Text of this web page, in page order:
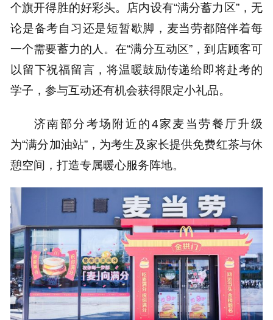
个旗开得胜的好彩头。店内设有“满分蓄力区”，无
论是备考自习还是短暂歇脚，麦当劳都陪伴着每
一个需要蓄力的人。在“满分互动区”，到店顾客可
以留下祝福留言，将温暖鼓励传递给即将赴考的
学子，参与互动还有机会获得限定小礼品。
济南部分考场附近的4家麦当劳餐厅升级
为“满分加油站”，为考生及家长提供免费红茶与休
憩空间，打造专属暖心服务阵地。